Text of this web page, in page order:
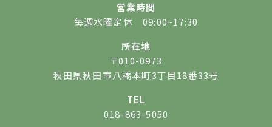
営業時間
毎週水曜定休 09:00~17:30
所在地
〒010-0973
秋田県秋田市八橋本町3丁目18番33号
TEL
018-863-5050